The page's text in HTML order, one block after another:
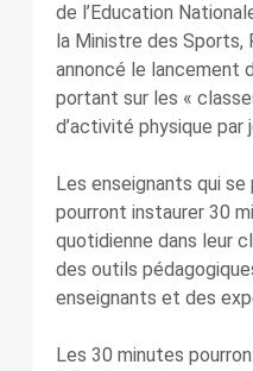
de l’Education
la Ministre des Sports,
annoncé le lancement
portant sur les «
d’activité physique par
Les enseignants qui
pourront instaurer 30
quotidienne dans leur
des outils
enseignants et des
Les 30 minutes